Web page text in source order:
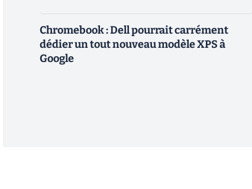
Chromebook : Dell pourrait carrément
dédier un tout nouveau modèle XPS à
Google